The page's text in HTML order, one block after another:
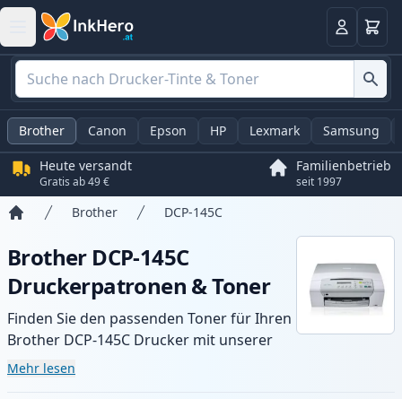
Anmelden
Brother Canon Epson HP Lexmark Samsung
Heute versandt
Gratis ab 49 €
Familienbetrieb
seit 1997
Brother DCP-145C
Brother DCP-145C
Druckerpatronen & Toner
Finden Sie den passenden Toner für Ihren
Brother DCP-145C Drucker mit unserer
Auswahl an kompatiblen und XL-Patronen.
Mehr lesen